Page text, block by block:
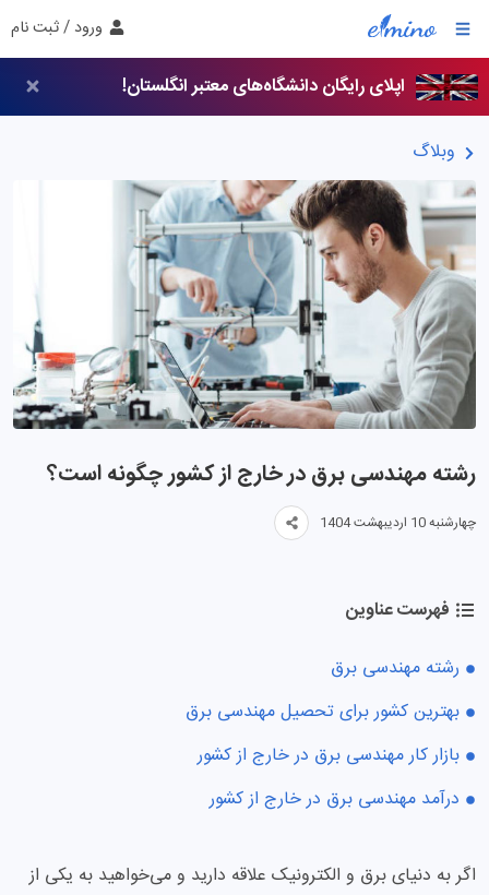
ورود / ثبت نام
اپلای رایگان دانشگاه‌های معتبر انگلستان!
وبلاگ
رشته مهندسی برق در خارج از کشور چگونه است؟
چهارشنبه 10 اردیبهشت 1404
فهرست عناوین
رشته مهندسی برق
بهترین کشور برای تحصیل مهندسی برق
بازار کار مهندسی برق در خارج از کشور
درآمد مهندسی برق در خارج از کشور
اگر به دنیای برق و الکترونیک علاقه دارید و می‌خواهید به یکی از